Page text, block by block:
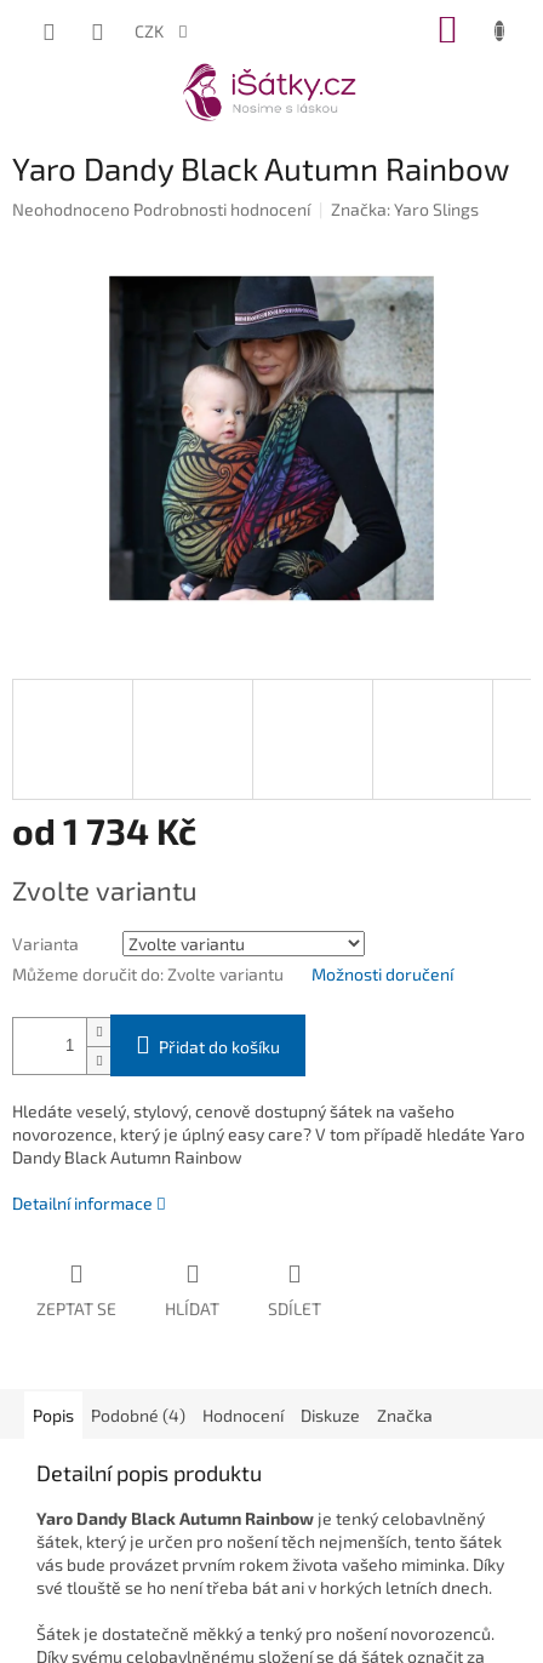
CZK
Yaro Dandy Black Autumn Rainbow
Průměrné
Neohodnoceno Podrobnosti hodnocení Značka:Yaro Slings
od 1 734 Kč
cena:
Zvolte variantu
Varianta
Můžeme doručit do: Zvolte variantu Možnosti doručení
Přidat do košíku
Hledáte veselý, stylový, cenově dostupný šátek na vašeho
novorozence, který je úplný easy care? V tom případě hledáte Yaro
Dandy Black Autumn Rainbow
Detailní informace
ZEPTAT SE HLÍDAT SDÍLET
Popis Podobné (4) Hodnocení Diskuze Značka
Detailní popis produktu
Yaro Dandy Black Autumn Rainbow je tenký celobavlněný
šátek, který je určen pro nošení těch nejmenších, tento šátek
vás bude provázet prvním rokem života vašeho miminka. Díky
své tlouště se ho není třeba bát ani v horkých letních dnech.
Šátek je dostatečně měkký a tenký pro nošení novorozenců.
Díky svému celobavlněnému složení se dá šátek označit za